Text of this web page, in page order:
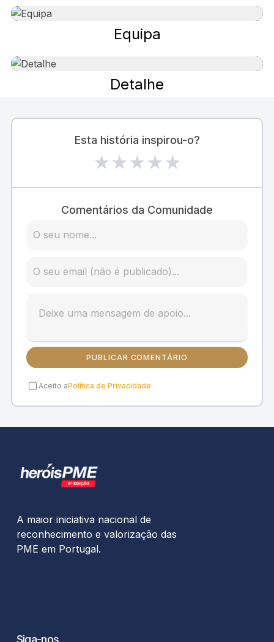
Equipa
Detalhe
Esta história inspirou-o?
★★★★★
Comentários da Comunidade
PUBLICAR COMENTÁRIO
Aceito aPolítica de Privacidade
A maior iniciativa nacional de
reconhecimento e valorização das
PME em Portugal.
Siga-nos